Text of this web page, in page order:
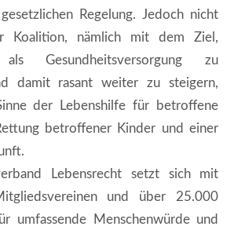
Regelung. Jedoch nicht
Koalition, nämlich mit dem Ziel,
Gesundheitsversorgung zu
damit rasant weiter zu steigern,
der Lebenshilfe für betroffene
betroffener Kinder und einer
Lebensrecht setzt sich mit
und über 25.000
umfassende Menschenwürde und